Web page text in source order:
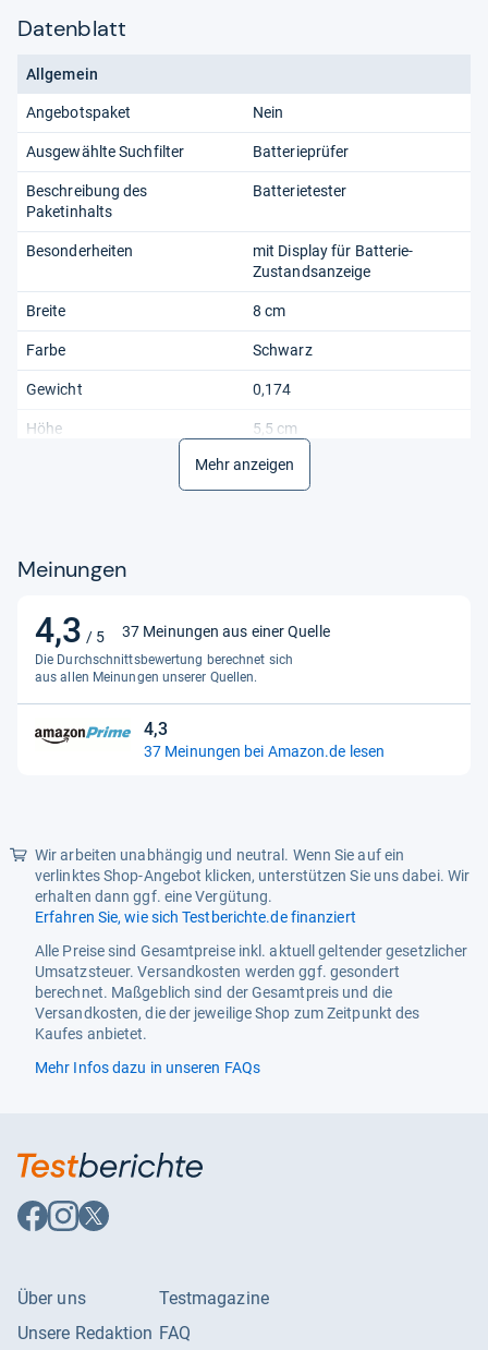
Datenblatt
Allgemein
Angebotspaket Nein
Ausgewählte Suchfilter Batterieprüfer
Beschreibung des
Paketinhalts
Batterietester
Besonderheiten
mit Display für Batterie-
Zustandsanzeige
Breite 8 cm
Farbe Schwarz
Gewicht 0,174
Höhe 5,5 cm
Akku Tester
Lieferumfang
Länge 15,9 cm
Material Kunststoff
Modell Batterietester mit Anzeige
Passend für
AAA (Micro), AA (Mignon), C
(Baby), D (Mono), 9V Block
Produktart 3 Ladezustandstester
Verwendbar für folgende
Micro/AAA, Mignon/AA,
Block/6F22, Knopfzellen
Mehr anzeigen
Meinungen
4,3 / 5
4,3
von
5
Sternen
37 Meinungen aus einer Quelle
Die Durchschnittsbewertung berechnet sich
aus allen Meinungen unserer Quellen.
4,3
4,3
von
37 Meinungen bei Amazon.de lesen
Wir arbeiten unabhängig und neutral. Wenn Sie auf ein
verlinktes Shop-Angebot klicken, unterstützen Sie uns dabei. Wir
erhalten dann ggf. eine Vergütung.
Erfahren Sie, wie sich Testberichte.de finanziert
Alle Preise sind Gesamtpreise inkl. aktuell geltender gesetzlicher
Umsatzsteuer. Versandkosten werden ggf. gesondert
berechnet. Maßgeblich sind der Gesamtpreis und die
Versandkosten, die der jeweilige Shop zum Zeitpunkt des
Kaufes anbietet.
Mehr Infos dazu in unseren FAQs
Auf
Facebook
Auf
Instagram
Auf
X
Über uns
Unsere Redaktion
Testmagazine
FAQ